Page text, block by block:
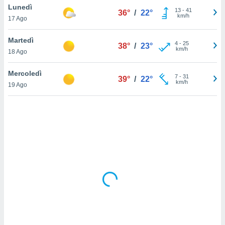
cookie
in
Lunedì
17 Ago
36° / 22° 13- 41
km/h
Martedì
18 Ago
38° / 23° 4- 25
km/h
Mercoledì
19 Ago
39° / 22° 7- 31
km/h